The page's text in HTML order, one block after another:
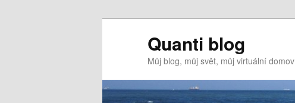
Quanti blog
Můj blog, můj svět, můj virtuální domov